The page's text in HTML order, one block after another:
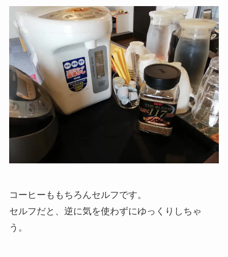
コーヒーももちろんセルフです。
セルフだと、逆に気を使わずにゆっくりしちゃ
う。